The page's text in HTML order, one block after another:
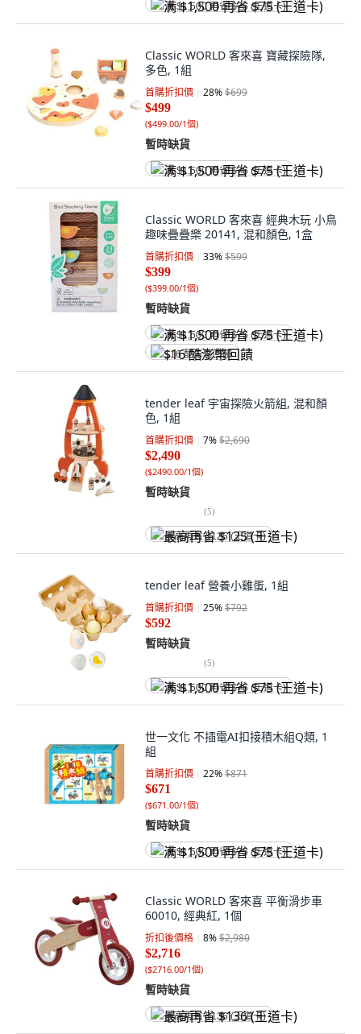
满 $1,500 再省 $75 (王道卡)
Classic WORLD 客來喜 寶藏探險隊,
多色, 1組
首購折扣價 28%$699
$499
($499.00/1個)
暫時缺貨
满 $1,500 再省 $75 (王道卡)
Classic WORLD 客來喜 經典木玩 小鳥
趣味疊疊樂 20141, 混和顏色, 1盒
首購折扣價 33%$599
$399
($399.00/1個)
暫時缺貨
满 $1,500 再省 $75 (王道卡)
$16 酷澎幣回饋
tender leaf 宇宙探險火箭組, 混和顏
色, 1組
首購折扣價 7%$2,690
$2,490
($2490.00/1個)
暫時缺貨
(5)
最高再省 $125 (王道卡)
tender leaf 營養小雞蛋, 1組
首購折扣價 25%$792
$592
暫時缺貨
(5)
满 $1,500 再省 $75 (王道卡)
世一文化 不插電AI扣接積木組Q類, 1
組
首購折扣價 22%$871
$671
($671.00/1個)
暫時缺貨
满 $1,500 再省 $75 (王道卡)
Classic WORLD 客來喜 平衡滑步車
60010, 經典紅, 1個
折扣後價格 8%$2,980
$2,716
($2716.00/1個)
暫時缺貨
最高再省 $136 (王道卡)